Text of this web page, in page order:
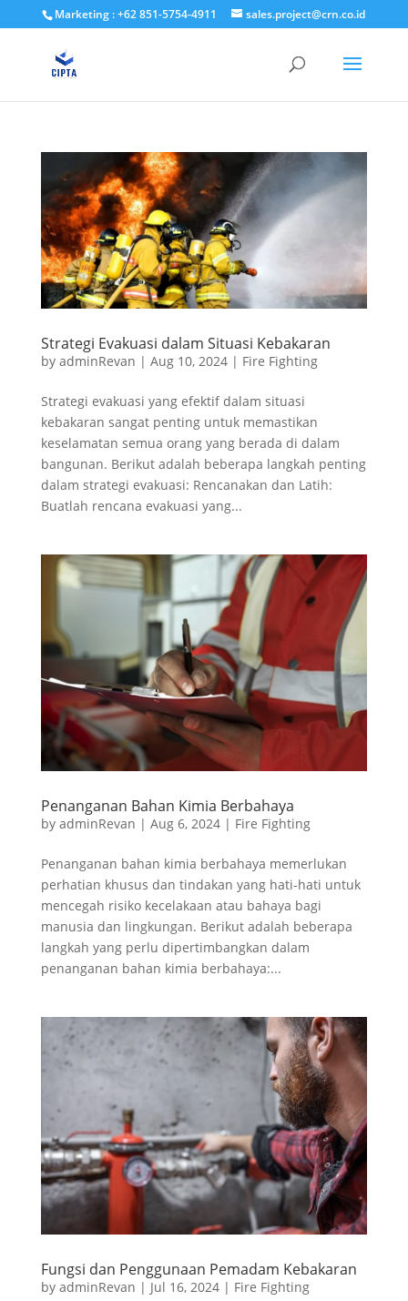
Marketing : +62 851-5754-4911 sales.project@crn.co.id
Strategi Evakuasi dalam Situasi Kebakaran
by adminRevan | Aug 10, 2024| Fire Fighting
Strategi evakuasi yang efektif dalam situasi
kebakaran sangat penting untuk memastikan
keselamatan semua orang yang berada di dalam
bangunan. Berikut adalah beberapa langkah penting
dalam strategi evakuasi: Rencanakan dan Latih:
Buatlah rencana evakuasi yang...
Penanganan Bahan Kimia Berbahaya
by adminRevan | Aug 6, 2024| Fire Fighting
Penanganan bahan kimia berbahaya memerlukan
perhatian khusus dan tindakan yang hati-hati untuk
mencegah risiko kecelakaan atau bahaya bagi
manusia dan lingkungan. Berikut adalah beberapa
langkah yang perlu dipertimbangkan dalam
penanganan bahan kimia berbahaya:...
Fungsi dan Penggunaan Pemadam Kebakaran
by adminRevan | Jul 16, 2024| Fire Fighting